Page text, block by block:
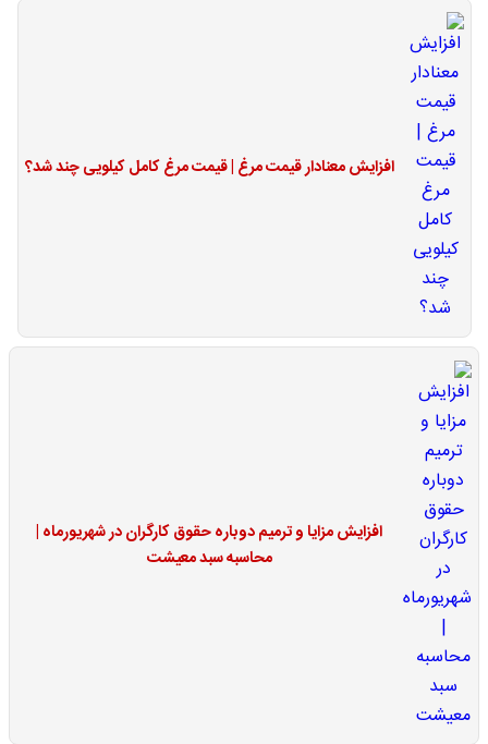
افزایش معنادار قیمت مرغ | قیمت مرغ کامل کیلویی چند شد؟
افزایش مزایا و ترمیم دوباره حقوق کارگران در شهریورماه |
محاسبه سبد معیشت